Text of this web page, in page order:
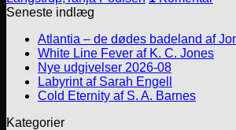
Seneste indlæg
Atlantia – de dødes badeland af
White Line Fever af K. C. Jones
Nye udgivelser 2026-08
Labyrint af Sarah Engell
Cold Eternity af S. A. Barnes
Kategorier